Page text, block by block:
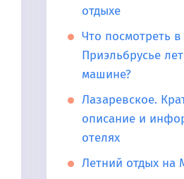
отдыхе
Что посмотреть в
Приэльбрусье
машине?
Лазаревское.
описание и
отелях
Летний отдых на